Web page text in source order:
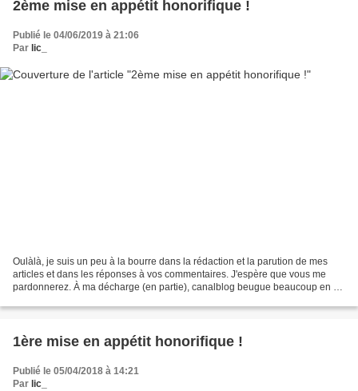
2ème mise en appétit honorifique !
Publié le 04/06/2019 à 21:06
Par lic_
Oulàlà, je suis un peu à la bourre dans la rédaction et la parution de mes
articles et dans les réponses à vos commentaires. J'espère que vous me
pardonnerez. À ma décharge (en partie), canalblog beugue beaucoup en ce
1ère mise en appétit honorifique !
Publié le 05/04/2018 à 14:21
Par lic_